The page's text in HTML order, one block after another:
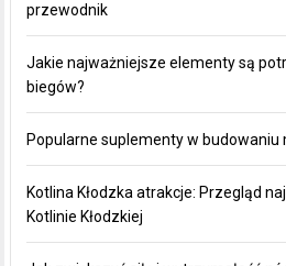
przewodnik
Jakie najważniejsze elementy są
biegów?
Popularne suplementy w budowaniu
Kotlina Kłodzka atrakcje: Przegląd
Kotlinie Kłodzkiej